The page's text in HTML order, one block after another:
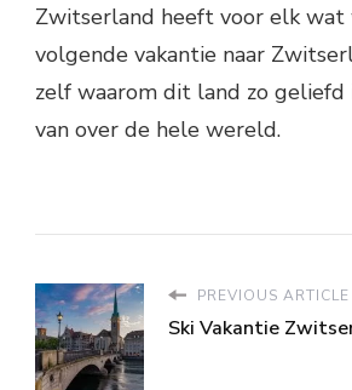
Zwitserland heeft voor elk wat
volgende vakantie naar
zelf waarom dit land zo geliefd
van over de hele wereld.
PREVIOUS ARTICLE
Ski Vakantie